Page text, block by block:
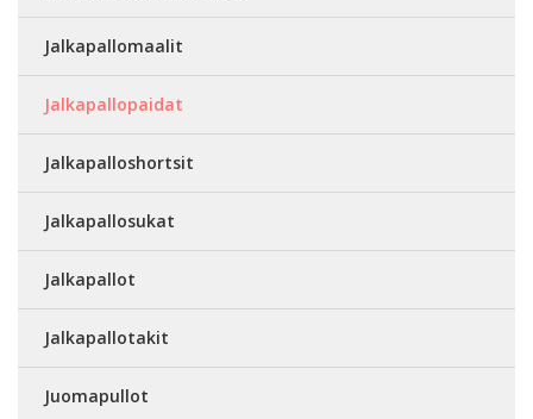
Jalkapallomaalit
Jalkapallopaidat
Jalkapalloshortsit
Jalkapallosukat
Jalkapallot
Jalkapallotakit
Juomapullot